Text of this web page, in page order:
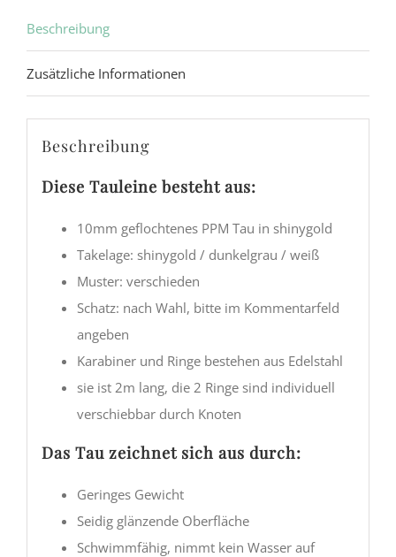
Beschreibung
Zusätzliche Informationen
Beschreibung
Diese Tauleine besteht aus:
10mm geflochtenes PPM Tau in shinygold
Takelage: shinygold / dunkelgrau / weiß
Muster: verschieden
Schatz: nach Wahl, bitte im Kommentarfeld
angeben
Karabiner und Ringe bestehen aus Edelstahl
sie ist 2m lang, die 2 Ringe sind individuell
verschiebbar durch Knoten
Das Tau zeichnet sich aus durch:
Geringes Gewicht
Seidig glänzende Oberfläche
Schwimmfähig, nimmt kein Wasser auf